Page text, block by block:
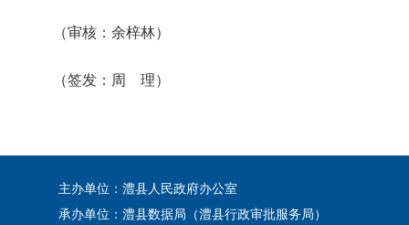
（审核：余梓林）
（签发：周 理）
主办单位：澧县人民政府办公室
承办单位：澧县数据局（澧县行政审批服务局）